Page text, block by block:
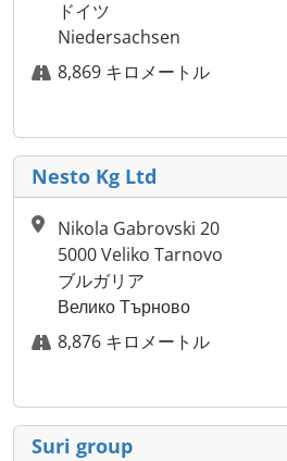
ドイツ
Niedersachsen
8,869 キロメートル
Nesto Kg Ltd
Nikola Gabrovski 20
5000 Veliko Tarnovo
ブルガリア
Велико Търново
8,876 キロメートル
Suri group